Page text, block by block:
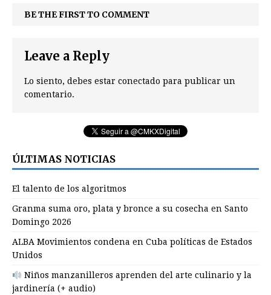
BE THE FIRST TO COMMENT
Leave a Reply
Lo siento, debes estar conectado para publicar un
comentario.
ÚLTIMAS NOTICIAS
El talento de los algoritmos
Granma suma oro, plata y bronce a su cosecha en Santo
Domingo 2026
ALBA Movimientos condena en Cuba políticas de Estados
Unidos
Niños manzanilleros aprenden del arte culinario y la
jardinería (+ audio)